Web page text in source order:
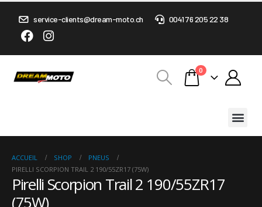
service-clients@dream-moto.ch 0041 76 205 22 38
0
ACCUEIL SHOP
PNEUS
PIRELLI SCORPION TRAIL 2 190/55ZR17 (75W)
Pirelli Scorpion Trail 2 190/55ZR17
(75W)